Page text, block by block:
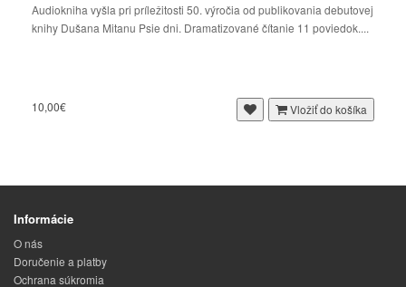
Audiokniha vyšla pri príležitosti 50. výročia od publikovania debutovej
knihy Dušana Mitanu Psie dni. Dramatizované čítanie 11 poviedok....
10,00€ Vložiť do košíka
Informácie
O nás
Doručenie a platby
Ochrana súkromia